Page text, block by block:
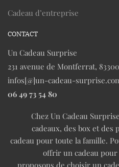
Cadeau d’entreprise
CONTACT
Un Cadeau Surprise
231 avenue de Montferrat,
infos[@]un-cadeau-
06 49 73 54 80
Chez Un Cadeau
cadeaux, des box et
cadeau pour toute la famille.
offrir un cadeau pour
proposons de choisir un